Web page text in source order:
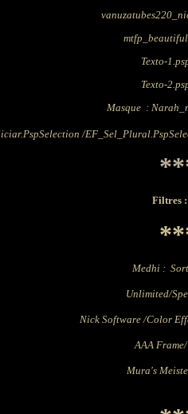
Texto-
Texto-
Masque :
/
Filtres :
Medhi :
Unlimited/
Nick Software /Color
AAA
Mura's